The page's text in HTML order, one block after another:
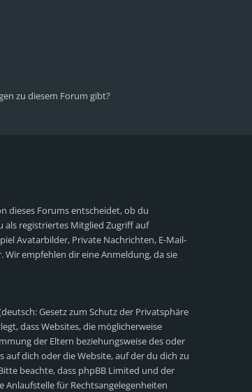
zu diesem Forum gibt?
dieses Forums entscheidet, ob du
als registriertes Mitglied Zugriff auf
Avatarbilder, Private Nachrichten, E-Mail-
empfehlen dir eine Anmeldung, da sie
Gesetz zum Schutz der Privatsphäre
dass Websites, die möglicherweise
der Eltern beziehungsweise des oder
dich oder die Website, auf der du dich zu
beachte, dass phpBB Limited und der
Anlaufstelle für Rechtsangelegenheiten